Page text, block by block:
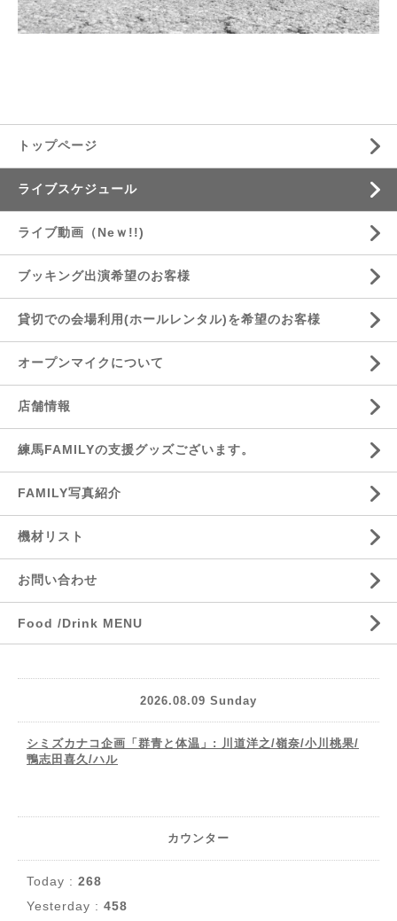
トップページ
ライブスケジュール
ライブ動画（Neｗ!!)
ブッキング出演希望のお客様
貸切での会場利用(ホールレンタル)を希望のお客様
オープンマイクについて
店舗情報
練馬FAMILYの支援グッズございます。
FAMILY写真紹介
機材リスト
お問い合わせ
Food /Drink MENU
2026.08.09 Sunday
シミズカナコ企画「群青と体温」: 川道洋之/嶺奈/小川桃果/
鴨志田喜久/ハル
カウンター
Today : 268
Yesterday : 458